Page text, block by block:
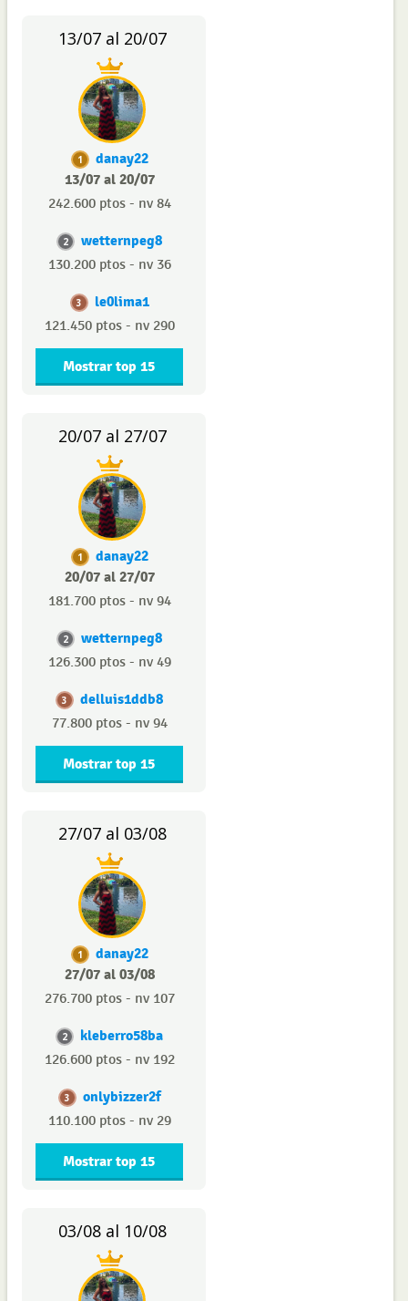
13/07 al 20/07
1
danay22
13/07 al 20/07
242.600 ptos - nv 84
2 wetternpeg8
130.200 ptos - nv 36
3 le0lima1
121.450 ptos - nv 290
Mostrar top 15
20/07 al 27/07
1
danay22
20/07 al 27/07
181.700 ptos - nv 94
2 wetternpeg8
126.300 ptos - nv 49
3 delluis1ddb8
77.800 ptos - nv 94
Mostrar top 15
27/07 al 03/08
1
danay22
27/07 al 03/08
276.700 ptos - nv 107
2 kleberro58ba
126.600 ptos - nv 192
3 onlybizzer2f
110.100 ptos - nv 29
Mostrar top 15
03/08 al 10/08